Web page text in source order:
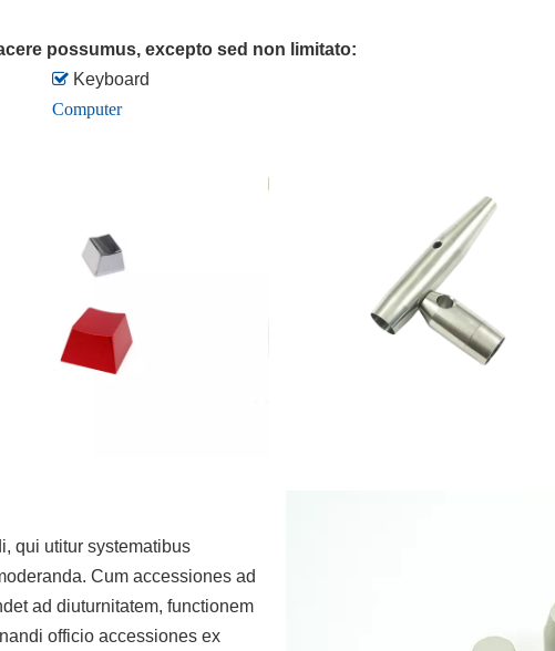
possumus, excepto sed non limitato:
 Keyboard
Computer​
qui utitur systematibus
Cum accessiones ad
ad diuturnitatem, functionem
officio accessiones ex